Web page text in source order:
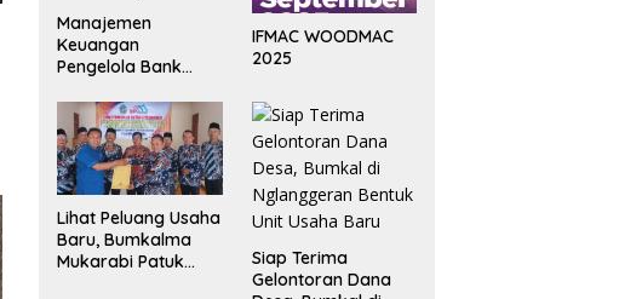
Manajemen
Keuangan
Pengelola Bank
IFMAC WOODMAC
2025
Lihat Peluang Usaha
Baru, Bumkalma
Mukarabi Patuk
Siap Terima
Gelontoran Dana